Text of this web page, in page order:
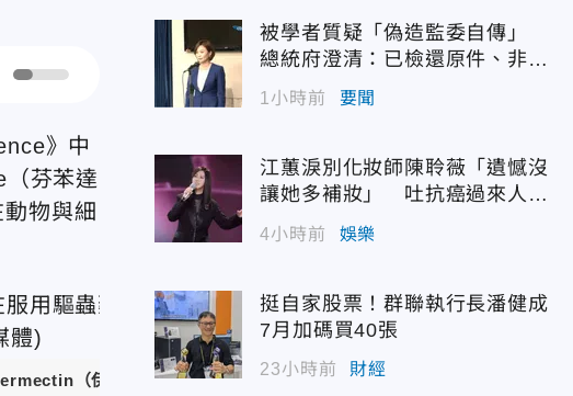
》中
芬苯達
物與細
（伊維菌素）與fenbendazole（芬苯達唑）後痊癒。
被學者質疑「偽造監委自傳」
總統府澄清：已檢還原件、非府
方提供
1小時前 要聞
江蕙淚別化妝師陳聆薇「遺憾沒
讓她多補妝」 吐抗癌過來人心
聲
4小時前 娛樂
挺自家股票！群聯執行長潘健成
7月加碼買40張
23小時前 財經